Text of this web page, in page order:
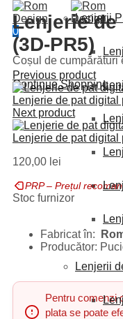
0
Coșul de cumpărături
Continue Shopping
Lenjerii
Lenjerii
Lenjerie
(3D-PR5)
Previous product
Lenjerie de pat
Next product
Lenjerie de pat
120,00 lei
PRP – Prețul
Stoc furnizor
Fabricat în:
Producător:
Pentru comenzi
plata se poate